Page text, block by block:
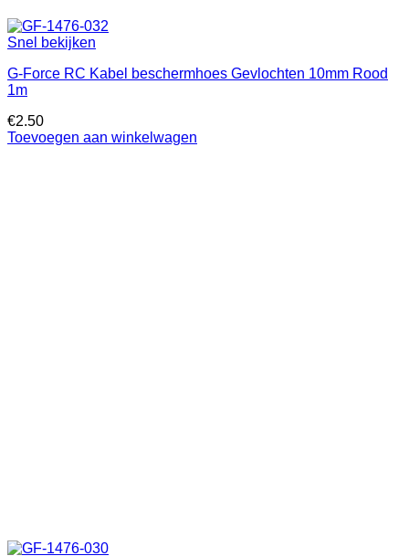
Snel bekijken
G-Force RC Kabel beschermhoes Gevlochten 10mm Rood
1m
€2.50
Toevoegen aan winkelwagen